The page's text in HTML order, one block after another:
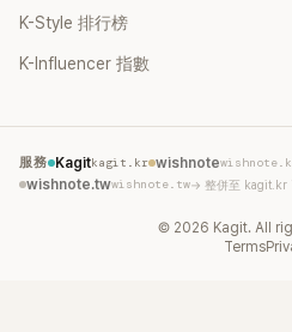
K-Style 排行榜
K-Influencer 指數
服務 Kagitkagit.kr wishnote
wishnote.twwishnote.tw→ 整併至 kagit.kr
© 2026 Kagit. All
Terms